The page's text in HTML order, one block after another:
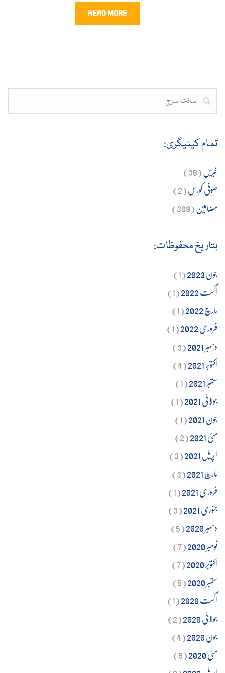
READ MORE
تمام کیٹیگری:
خبریں(36)
صوفی کورس(2)
مضامین(309)
بتاریخ محفوظات:
جون 2023
(1)
اگست 2022
(1)
مارچ 2022
(1)
فروری 2022
(1)
دسمبر 2021
(3)
اکتوبر 2021
(4)
ستمبر 2021
(1)
جولائی 2021
(1)
جون 2021
(1)
مئی 2021
(2)
اپریل 2021
(3)
مارچ 2021
(3)
فروری 2021
(1)
جنوری 2021
(3)
دسمبر 2020
(5)
نومبر 2020
(7)
اکتوبر 2020
(7)
ستمبر 2020
(5)
اگست 2020
(1)
جولائی 2020
(2)
جون 2020
(4)
مئی 2020
(9)